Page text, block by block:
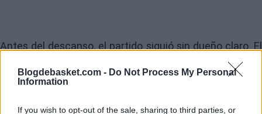
Blogdebasket.com - Do Not Process My Personal
Information
If you wish to opt-out of the sale, sharing to third parties, or
Antes del descanso, el partido siguió sin dueño claro. El
Real Madrid llegó a mandar en varios tramos, pero
Tenerife se mantuvo siempre cerca, castigando cada